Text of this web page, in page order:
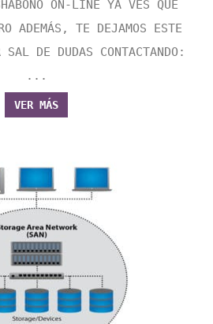
ON-LINE YA VES QUE
ADEMÁS, TE DEJAMOS ESTE
SAL DE DUDAS CONTACTANDO:
...
VER MÁS